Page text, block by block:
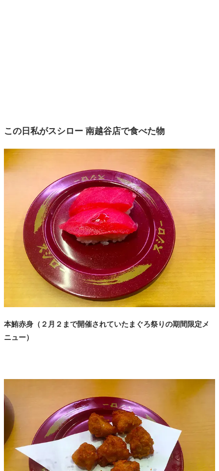
この日私がスシロー 南越谷店で食べた物
本鮪赤身（２月２まで開催されていたまぐろ祭りの期間限定メ
ニュー）